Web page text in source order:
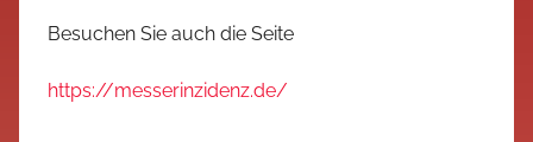
Besuchen Sie auch die Seite
https://messerinzidenz.de/